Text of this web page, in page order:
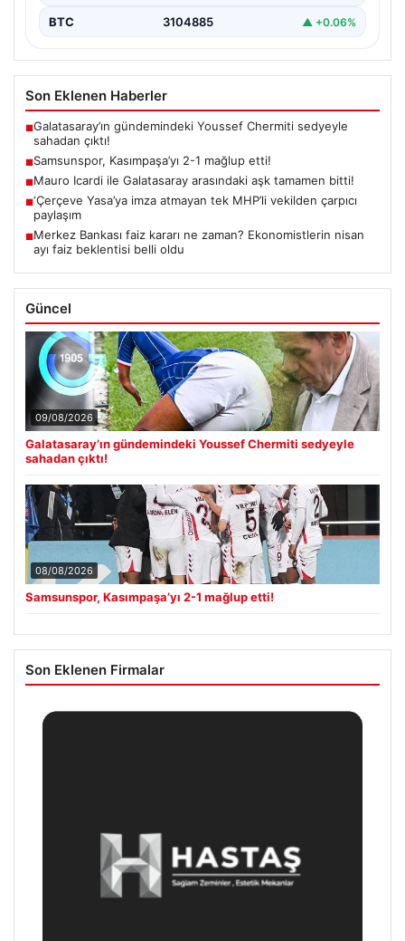
BTC 3104885 ▲ +0.06%
Son Eklenen Haberler
■Galatasaray’ın gündemindeki Youssef Chermiti sedyeyle
sahadan çıktı!
■Samsunspor, Kasımpaşa’yı 2-1 mağlup etti!
■Mauro Icardi ile Galatasaray arasındaki aşk tamamen bitti!
■‘Çerçeve Yasa’ya imza atmayan tek MHP’li vekilden çarpıcı
paylaşım
■Merkez Bankası faiz kararı ne zaman? Ekonomistlerin nisan
ayı faiz beklentisi belli oldu
Güncel
09/08/2026
Galatasaray’ın gündemindeki Youssef Chermiti sedyeyle
sahadan çıktı!
08/08/2026
Samsunspor, Kasımpaşa’yı 2-1 mağlup etti!
Son Eklenen Firmalar